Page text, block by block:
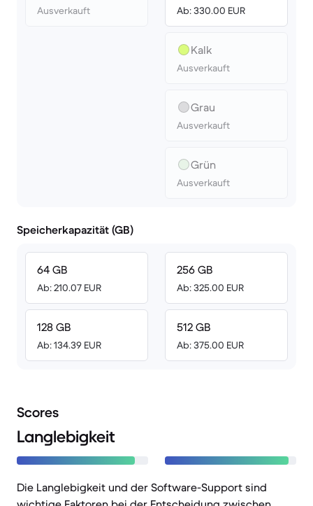
Ausverkauft Ab: 330.00 EUR
Kalk
Ausverkauft
Grau
Ausverkauft
Grün
Ausverkauft
Speicherkapazität (GB)
64 GB
Ab: 210.07 EUR
128 GB
Ab: 134.39 EUR
256 GB
Ab: 325.00 EUR
512 GB
Ab: 375.00 EUR
Scores
Langlebigkeit
Die Langlebigkeit und der Software-Support sind